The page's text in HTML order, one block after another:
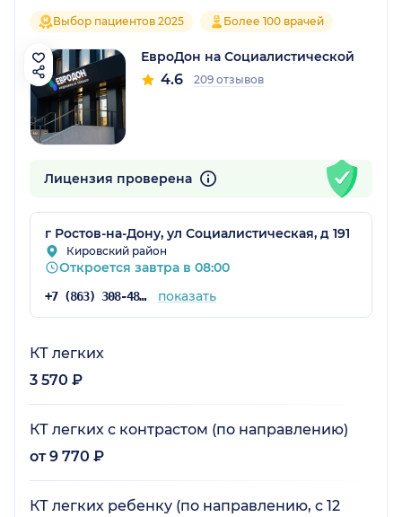
Выбор пациентов 2025 Более 100 врачей
ЕвроДон на Социалистической
4.6 209 отзывов
Лицензия проверена
г Ростов-на-Дону, ул Социалистическая, д 191
Кировский район
Откроется завтра в 08:00
+7 (863) 308-48-57 показать
КТ легких
3 570 ₽
КТ легких с контрастом (по направлению)
от 9 770 ₽
КТ легких ребенку (по направлению, с 12